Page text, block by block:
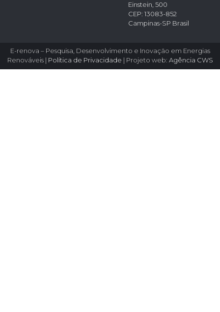
Einstein, 500
CEP: 13083-852
Campinas-SP Brasil
E-renova – Pesquisa, Desenvolvimento e Inovação em Energias
Renováveis | Política de Privacidade | Projeto web: Agência CWS